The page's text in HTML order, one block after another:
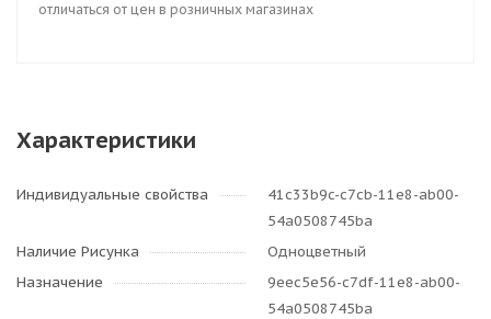
отличаться от цен в розничных магазинах
Характеристики
Индивидуальные свойства
41c33b9c-c7cb-11e8-ab00-
54a0508745ba
Наличие Рисунка
Одноцветный
Назначение
9eec5e56-c7df-11e8-ab00-
54a0508745ba